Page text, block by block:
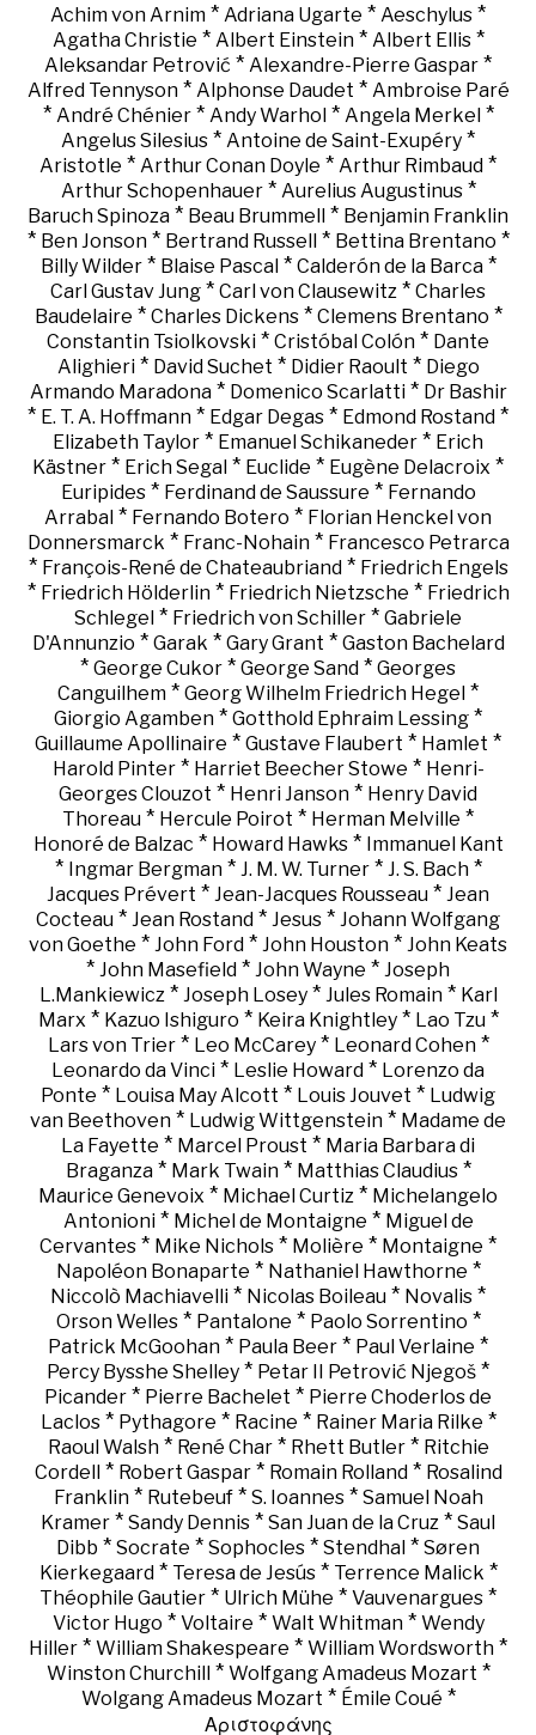
Achim von Arnim * Adriana Ugarte * Aeschylus *
Agatha Christie * Albert Einstein* Albert Ellis*
Aleksandar Petrović * Alexandre-Pierre Gaspar *
Alfred Tennyson* Alphonse Daudet * Ambroise Paré
* André Chénier* Andy Warhol * Angela Merkel *
Angelus Silesius * Antoine de Saint-Exupéry *
Aristotle * Arthur Conan Doyle * Arthur Rimbaud *
Arthur Schopenhauer* Aurelius Augustinus*
Baruch Spinoza * Beau Brummell * Benjamin Franklin
* Ben Jonson* Bertrand Russell * Bettina Brentano *
Billy Wilder* Blaise Pascal* Calderón de la Barca*
Carl Gustav Jung * Carl von Clausewitz * Charles
Baudelaire * Charles Dickens* Clemens Brentano *
Constantin Tsiolkovski * Cristóbal Colón * Dante
Alighieri* David Suchet * Didier Raoult * Diego
Armando Maradona* Domenico Scarlatti* Dr Bashir
* E. T. A. Hoffmann * Edgar Degas * Edmond Rostand *
Elizabeth Taylor * Emanuel Schikaneder * Erich
Kästner * Erich Segal * Euclide * Eugène Delacroix *
Euripides* Ferdinand de Saussure * Fernando
Arrabal * Fernando Botero * Florian Henckel von
Donnersmarck * Franc-Nohain* Francesco Petrarca
* François-René de Chateaubriand* Friedrich Engels
* Friedrich Hölderlin* Friedrich Nietzsche * Friedrich
Schlegel * Friedrich von Schiller * Gabriele
D'Annunzio * Garak * Gary Grant * Gaston Bachelard
* George Cukor * George Sand * Georges
Canguilhem * Georg Wilhelm Friedrich Hegel *
Giorgio Agamben * Gotthold Ephraim Lessing *
Guillaume Apollinaire * Gustave Flaubert * Hamlet *
Harold Pinter* Harriet Beecher Stowe * Henri-
Georges Clouzot * Henri Janson * Henry David
Thoreau * Hercule Poirot * Herman Melville *
Honoré de Balzac * Howard Hawks* Immanuel Kant
* Ingmar Bergman* J. M. W. Turner* J. S. Bach*
Jacques Prévert * Jean-Jacques Rousseau * Jean
Cocteau * Jean Rostand * Jesus * Johann Wolfgang
von Goethe * John Ford * John Houston * John Keats
* John Masefield * John Wayne * Joseph
L.Mankiewicz* Joseph Losey* Jules Romain* Karl
Marx * Kazuo Ishiguro * Keira Knightley* Lao Tzu*
Lars von Trier* Leo McCarey* Leonard Cohen*
Leonardo da Vinci * Leslie Howard * Lorenzo da
Ponte * Louisa May Alcott * Louis Jouvet * Ludwig
van Beethoven * Ludwig Wittgenstein * Madame de
La Fayette * Marcel Proust * Maria Barbara di
Braganza* Mark Twain* Matthias Claudius*
Maurice Genevoix * Michael Curtiz * Michelangelo
Antonioni* Michel de Montaigne * Miguel de
Cervantes * Mike Nichols * Molière * Montaigne *
Napoléon Bonaparte * Nathaniel Hawthorne *
Niccolò Machiavelli * Nicolas Boileau * Novalis *
Orson Welles* Pantalone * Paolo Sorrentino *
Patrick McGoohan * Paula Beer * Paul Verlaine *
Percy Bysshe Shelley * Petar II Petrović Njegoš *
Picander * Pierre Bachelet * Pierre Choderlos de
Laclos* Pythagore * Racine * Rainer Maria Rilke *
Raoul Walsh* René Char* Rhett Butler* Ritchie
Cordell * Robert Gaspar* Romain Rolland* Rosalind
Franklin* Rutebeuf* S. Ioannes* Samuel Noah
Kramer * Sandy Dennis * San Juan de la Cruz * Saul
Dibb * Socrate * Sophocles * Stendhal * Søren
Kierkegaard* Teresa de Jesús* Terrence Malick *
Théophile Gautier * Ulrich Mühe * Vauvenargues *
Victor Hugo * Voltaire * Walt Whitman* Wendy
Hiller * William Shakespeare * William Wordsworth *
Winston Churchill * Wolfgang Amadeus Mozart *
Wolgang Amadeus Mozart * Émile Coué *
Αριστοφάνης